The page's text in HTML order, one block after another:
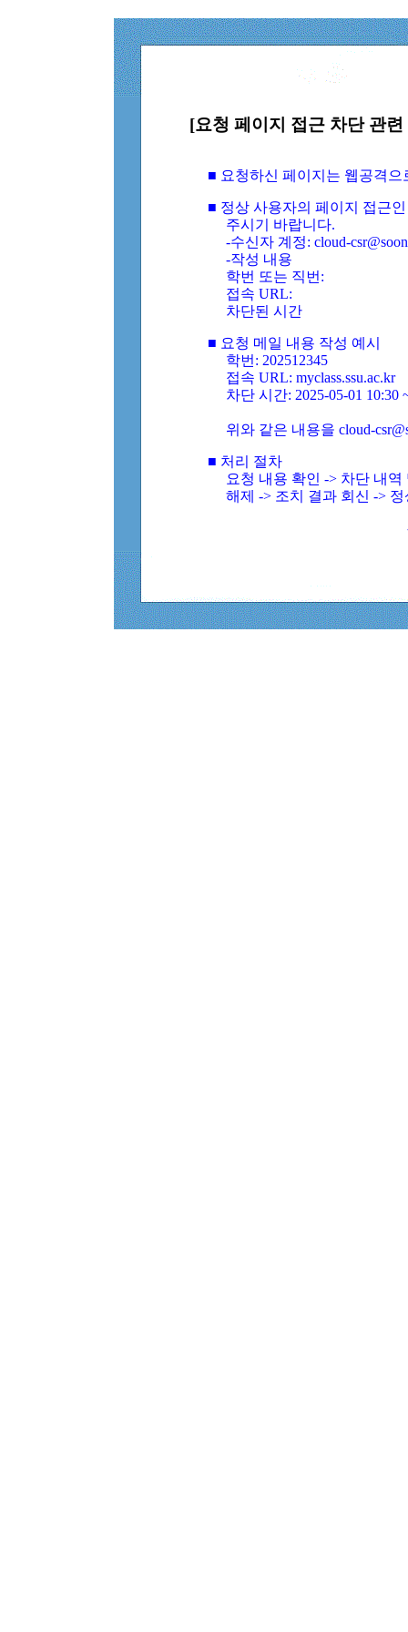
[요청 페이지 접근 차단 관
■ 요청하신 페이지는 웹공격
■ 정상 사용자의 페이지 접근
주시기 바랍니다.
-수신자 계정: cloud-
-작성 내용
학번 또는 직번:
접속 URL:
차단된 시간
■ 요청 메일 내용 작성 예시
학번: 202512345
접속 URL: myclass.ssu.ac.kr
차단 시간: 2025-05-01 10:30
위와 같은 내용을 cloud-
■ 처리 절차
요청 내용 확인 -> 차단 내
해제 -> 조치 결과 회신 ->